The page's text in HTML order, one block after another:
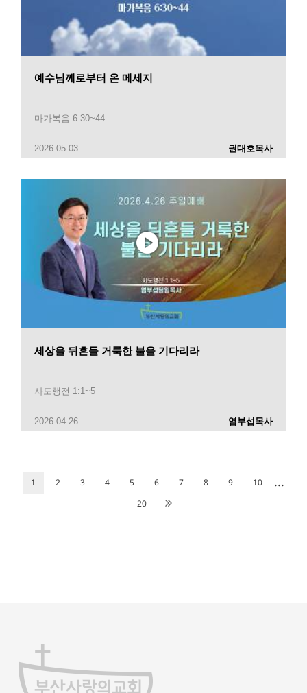
예수님께로부터 온 메세지
마가복음 6:30~44
2026-05-03 권대호목사
세상을 뒤흔들 거룩한 불을 기다리라
사도행전 1:1~5
2026-04-26 염부섭목사
1 2 3 4 5 6 7 8 9 10 ...
20